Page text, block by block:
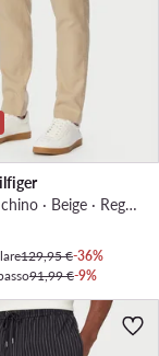
Pantaloni chino · Beige · Regular Fit
129,95 €-36%
91,99 €-9%